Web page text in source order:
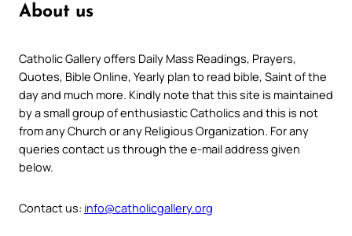
About us
Catholic Gallery offers Daily Mass Readings, Prayers,
Quotes, Bible Online, Yearly plan to read bible, Saint of the
day and much more. Kindly note that this site is maintained
by a small group of enthusiastic Catholics and this is not
from any Church or any Religious Organization. For any
queries contact us through the e-mail address given
below.
Contact us: info@catholicgallery.org